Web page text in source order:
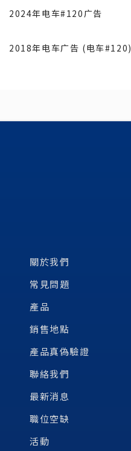
2024年电车#120广告
2018年电车广告 (电车#120)
關於我們
常見問題
產品
銷售地點
產品真偽驗證
聯絡我們
最新消息
職位空缺
活動